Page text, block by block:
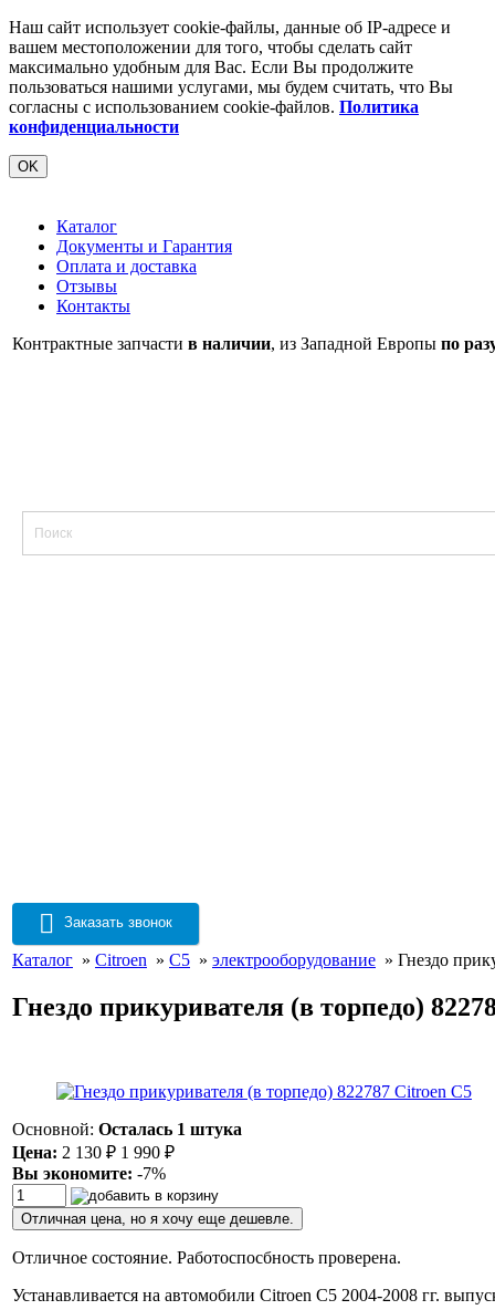
Наш сайт использует cookie-файлы, данные об IP-адресе и
вашем местоположении для того, чтобы сделать сайт
максимально удобным для Вас. Если Вы продолжите
пользоваться нашими услугами, мы будем считать, что Вы
согласны с использованием cookie-файлов. Политика
конфиденциальности
OK
Каталог
Документы и Гарантия
Оплата и доставка
Отзывы
Контакты
Контрактные запчасти в наличии, из Западной Европы по
Заказать звонок
Каталог » Citroen » C5 » электрооборудование » Гнездо
Гнездо прикуривателя (в торпедо)
Основной: Осталась 1 штука
Цена: 2 130 ₽ 1 990 ₽
Вы экономите: -7%
Отличная цена, но я хочу еще дешевле.
Отличное состояние. Работоспосбность проверена.
Устанавливается на автомобили Citroen C5 2004-2008 гг.